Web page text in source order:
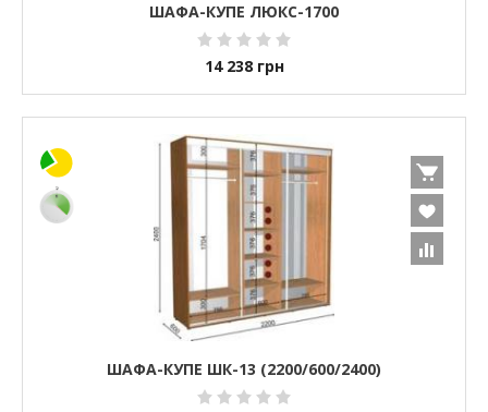
ШАФА-КУПЕ ЛЮКС-1700
14 238 грн
ШАФА-КУПЕ ШК-13 (2200/600/2400)